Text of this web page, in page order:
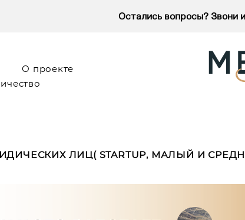
Остались вопросы? Звони
О проекте
ЛИЦ( STARTUP, МАЛЫЙ И